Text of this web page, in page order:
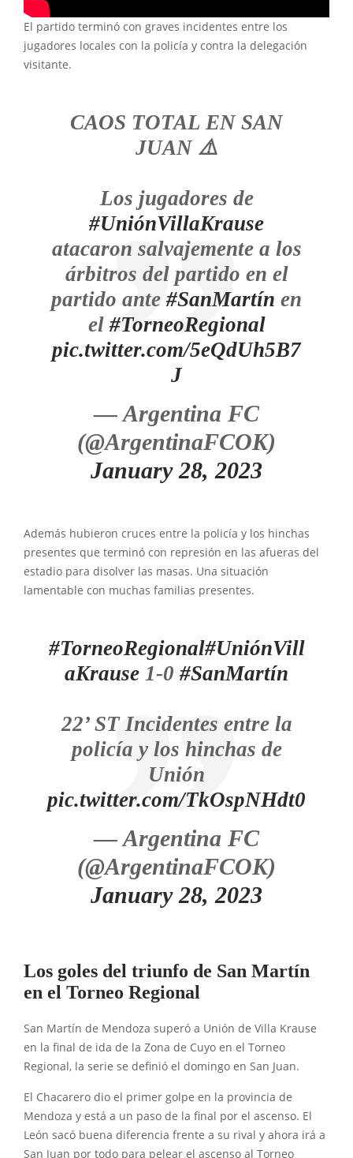
El partido terminó con graves incidentes entre los
jugadores locales con la policía y contra la delegación
visitante.
CAOS TOTAL EN SAN
JUAN ⚠️
Los jugadores de
#UniónVillaKrause
atacaron salvajemente a los
árbitros del partido en el
partido ante #SanMartín en
el #TorneoRegional
pic.twitter.com/5eQdUh5B7
J
— Argentina FC
(@ArgentinaFCOK)
January 28, 2023
Además hubieron cruces entre la policía y los hinchas
presentes que terminó con represión en las afueras del
estadio para disolver las masas. Una situación
lamentable con muchas familias presentes.
#TorneoRegional#UniónVill
aKrause 1-0 #SanMartín
22’ ST Incidentes entre la
policía y los hinchas de
Unión
pic.twitter.com/TkOspNHdt0
— Argentina FC
(@ArgentinaFCOK)
January 28, 2023
Los goles del triunfo de San Martín
en el Torneo Regional
San Martín de Mendoza superó a Unión de Villa Krause
en la final de ida de la Zona de Cuyo en el Torneo
Regional, la serie se definió el domingo en San Juan.
El Chacarero dio el primer golpe en la provincia de
Mendoza y está a un paso de la final por el ascenso. El
León sacó buena diferencia frente a su rival y ahora irá a
San Juan por todo para pelear el ascenso al Torneo